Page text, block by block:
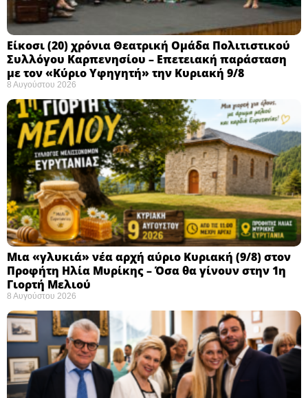
Eίκοσι (20) χρόνια Θεατρική Ομάδα Πολιτιστικού
Συλλόγου Καρπενησίου – Επετειακή παράσταση
με τον «Κύριο Υφηγητή» την Κυριακή 9/8
8 Αυγούστου 2026
Μια «γλυκιά» νέα αρχή αύριο Κυριακή (9/8) στον
Προφήτη Ηλία Μυρίκης – Όσα θα γίνουν στην 1η
Γιορτή Μελιού
8 Αυγούστου 2026